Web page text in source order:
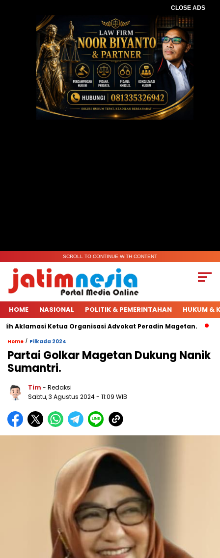
CLOSE ADS
SCROLL TO CONTINUE WITH CONTENT
HOME NASIONAL POLITIK & PEMERINTAHAN HUKUM &
Ketua Organisasi Advokat Peradin Magetan.
Home / Pilkada 2024
Partai Golkar Magetan Dukung Nanik
Sumantri.
Tim - Redaksi
Sabtu, 3 Agustus 2024- 11:09 WIB